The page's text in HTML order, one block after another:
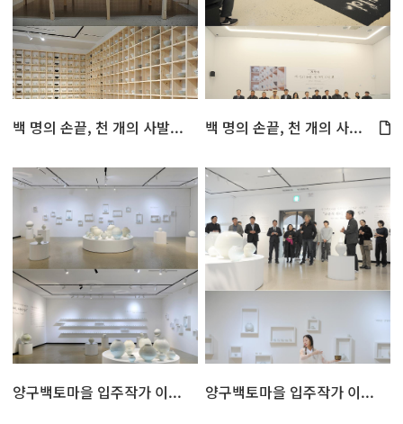
백 명의 손끝, 천 개의 사발... 백 명의 손끝, 천 개의 사...
양구백토마을 입주작가 이... 양구백토마을 입주작가 이...